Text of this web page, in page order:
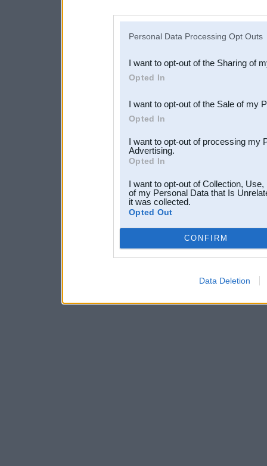
Downstream Participants
third parties.
Personal Data Processing Opt Outs
I want to opt-out of the Sharing of
Opted In
I want to opt-out of the Sale of my
Opted In
I want to opt-out of processing my
Advertising.
Opted In
I want to opt-out of Collection,
of my Personal Data that Is
it was collected.
Opted Out
CONFIRM
Data Deletion